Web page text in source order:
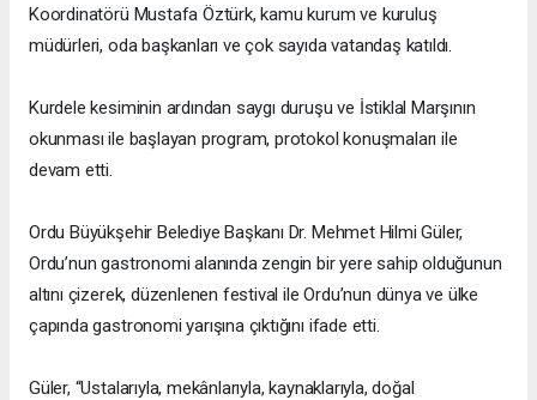
Koordinatörü Mustafa Öztürk, kamu kurum ve kuruluş
müdürleri, oda başkanları ve çok sayıda vatandaş katıldı.
Kurdele kesiminin ardından saygı duruşu ve İstiklal Marşının
okunması ile başlayan program, protokol konuşmaları ile
devam etti.
Ordu Büyükşehir Belediye Başkanı Dr. Mehmet Hilmi Güler,
Ordu’nun gastronomi alanında zengin bir yere sahip olduğunun
altını çizerek, düzenlenen festival ile Ordu’nun dünya ve ülke
çapında gastronomi yarışına çıktığını ifade etti.
Güler, “Ustalarıyla, mekânlarıyla, kaynaklarıyla, doğal